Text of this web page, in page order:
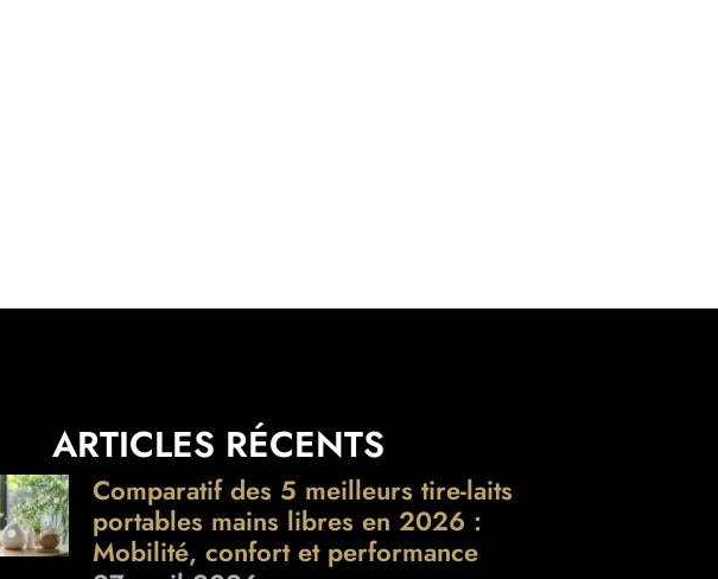
ARTICLES RÉCENTS
Comparatif des 5 meilleurs tire-laits
portables mains libres en 2026 :
Mobilité, confort et performance